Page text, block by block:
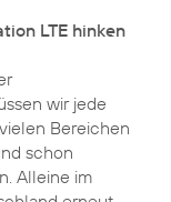
LTE hinken
wir jede
Bereichen
schon
Alleine im